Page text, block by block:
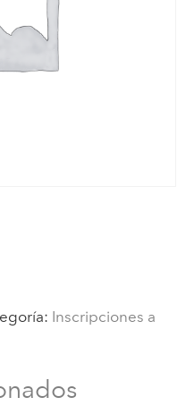
Inscripciones a